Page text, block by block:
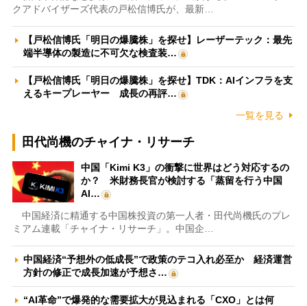
クアドバイザーズ代表の戸松信博氏が、最新…
【戸松信博氏「明日の爆騰株」を探せ】レーザーテック：最先
端半導体の製造に不可欠な検査装…
【戸松信博氏「明日の爆騰株」を探せ】TDK：AIインフラを支
えるキープレーヤー 成長の再評…
一覧を見る
田代尚機のチャイナ・リサーチ
中国「Kimi K3」の衝撃に世界はどう対応するの
か？ 米財務長官が検討する「蒸留を行う中国
AI…
中国経済に精通する中国株投資の第一人者・田代尚機氏のプレ
ミアム連載「チャイナ・リサーチ」。中国企…
中国経済“予想外の低成長”で政策のテコ入れ必至か 経済運営
方針の修正で成長加速が予想さ…
“AI革命”で爆発的な需要拡大が見込まれる「CXO」とは何